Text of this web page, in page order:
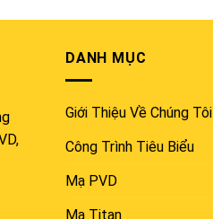
DANH MỤC
Giới Thiệu Về Chúng Tôi
Công Trình Tiêu Biểu
Mạ PVD
Mạ Titan